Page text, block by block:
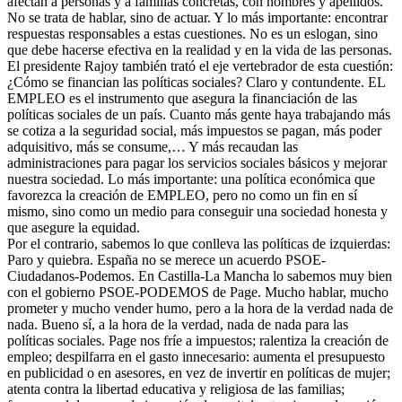
No se trata de hablar, sino de actuar. Y lo más importante: encontrar
respuestas responsables a estas cuestiones. No es un eslogan, sino
que debe hacerse efectiva en la realidad y en la vida de las personas.
El presidente Rajoy también trató el eje vertebrador de esta cuestión:
¿Cómo se financian las políticas sociales? Claro y contundente. EL
EMPLEO es el instrumento que asegura la financiación de las
políticas sociales de un país. Cuanto más gente haya trabajando más
se cotiza a la seguridad social, más impuestos se pagan, más poder
adquisitivo, más se consume,… Y más recaudan las
administraciones para pagar los servicios sociales básicos y mejorar
nuestra sociedad. Lo más importante: una política económica que
favorezca la creación de EMPLEO, pero no como un fin en sí
mismo, sino como un medio para conseguir una sociedad honesta y
que asegure la equidad.
Por el contrario, sabemos lo que conlleva las políticas de izquierdas:
Paro y quiebra. España no se merece un acuerdo PSOE-
Ciudadanos-Podemos. En Castilla-La Mancha lo sabemos muy bien
con el gobierno PSOE-PODEMOS de Page. Mucho hablar, mucho
prometer y mucho vender humo, pero a la hora de la verdad nada de
nada. Bueno sí, a la hora de la verdad, nada de nada para las
políticas sociales. Page nos fríe a impuestos; ralentiza la creación de
empleo; despilfarra en el gasto innecesario: aumenta el presupuesto
en publicidad o en asesores, en vez de invertir en políticas de mujer;
atenta contra la libertad educativa y religiosa de las familias;